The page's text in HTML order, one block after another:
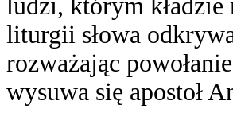
ludzi, którym kładzie
liturgii słowa
rozważając
wysuwa się apostoł